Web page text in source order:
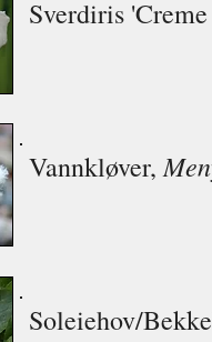
Sverdiris
Vannkløver,
Soleiehov/